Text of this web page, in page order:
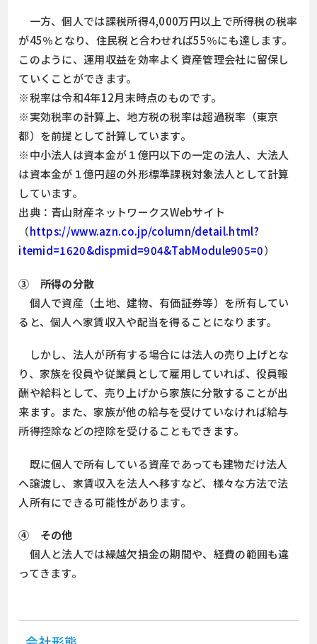
一方、個人では課税所得4,000万円以上で所得税の税率
が45％となり、住民税と合わせれば55％にも達します。
このように、運用収益を効率よく資産管理会社に留保し
ていくことができます。
※税率は令和4年12月末時点のものです。
※実効税率の計算上、地方税の税率は超過税率（東京
都）を前提として計算しています。
※中小法人は資本金が１億円以下の一定の法人、大法人
は資本金が１億円超の外形標準課税対象法人として計算
しています。
出典：青山財産ネットワークスWebサイト
（https://www.azn.co.jp/column/detail.html?
itemid=1620&dispmid=904&TabModule905=0）
③ 所得の分散
個人で資産（土地、建物、有価証券等）を所有してい
ると、個人へ家賃収入や配当を得ることになります。
しかし、法人が所有する場合には法人の売り上げとな
り、家族を役員や従業員として雇用していれば、役員報
酬や給料として、売り上げから家族に分散することが出
来ます。また、家族が他の給与を受けていなければ給与
所得控除などの控除を受けることもできます。
既に個人で所有している資産であっても建物だけ法人
へ譲渡し、家賃収入を法人へ移すなど、様々な方法で法
人所有にできる可能性があります。
④ その他
個人と法人では繰越欠損金の期間や、経費の範囲も違
ってきます。